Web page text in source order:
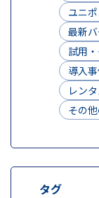
ユニ
最新
試用
導入
レン
その
タグ